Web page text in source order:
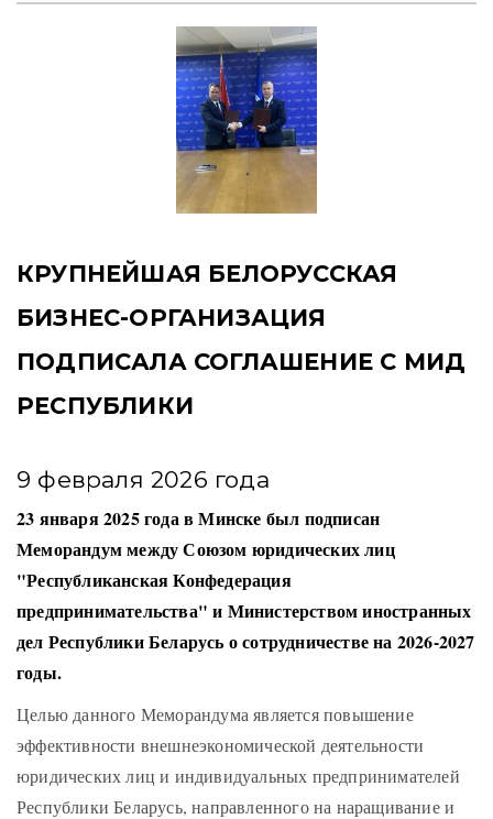
КРУПНЕЙШАЯ БЕЛОРУССКАЯ
БИЗНЕС-ОРГАНИЗАЦИЯ
ПОДПИСАЛА СОГЛАШЕНИЕ С МИД
РЕСПУБЛИКИ
9 февраля 2026 года
23 января 2025 года в Минске был подписан
Меморандум между Союзом юридических лиц
"Республиканская Конфедерация
предпринимательства" и Министерством иностранных
дел Республики Беларусь о сотрудничестве на 2026-2027
годы.
Целью данного Меморандума является повышение
эффективности внешнеэкономической деятельности
юридических лиц и индивидуальных предпринимателей
Республики Беларусь, направленного на наращивание и